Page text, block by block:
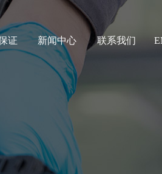
证 新闻中心 联系我们